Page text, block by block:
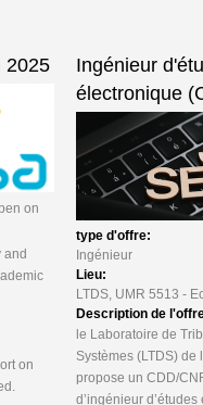
2025
on
and
on
Ingénieur
électronique
type d'offre:
Ingénieur
Lieu:
LTDS, UMR 5513 -
Description de
le Laboratoire de
Systèmes (LTDS) de
propose un CDD/
d’ingénieur